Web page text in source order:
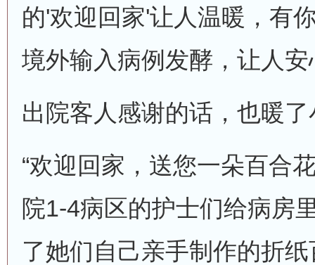
的'欢迎回家'让人温暖，有
境外输入病例发酵，让人安
出院客人感谢的话，也暖
“欢迎回家，送您一朵百合
院1-4病区的护士们给病房
了她们自己亲手制作的折